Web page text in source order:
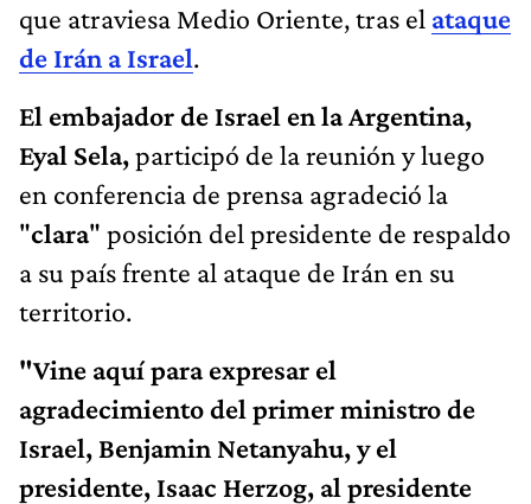
que atraviesa Medio Oriente, tras el ataque
de Irán a Israel.
El embajador de Israel en la Argentina,
Eyal Sela,participó de la reunión y luego
en conferencia de prensa agradeció la
"clara" posición del presidente de respaldo
a su país frente al ataque de Irán en su
territorio.
"Vine aquí para expresar el
agradecimiento del primer ministro de
Israel, Benjamin Netanyahu, y el
presidente, Isaac Herzog, al presidente